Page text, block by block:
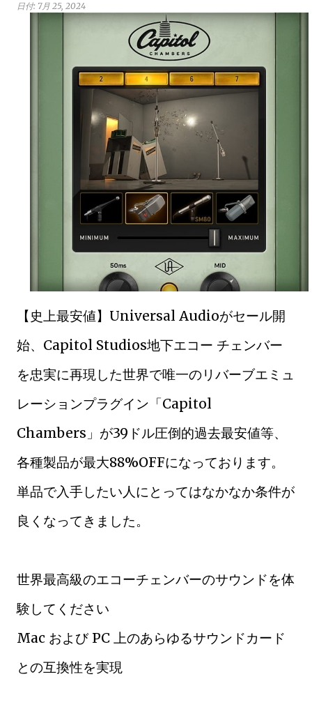
日付: 7月 25, 2024
【史上最安値】Universal Audioがセール開
始、Capitol Studios地下エコー チェンバー
を忠実に再現した世界で唯一のリバーブエミュ
レーションプラグイン「Capitol
Chambers」が39ドル圧倒的過去最安値等、
各種製品が最大88%OFFになっております。
単品で入手したい人にとってはなかなか条件が
良くなってきました。
世界最高級のエコーチェンバーのサウンドを体
験してください
Mac および PC 上のあらゆるサウンドカード
との互換性を実現